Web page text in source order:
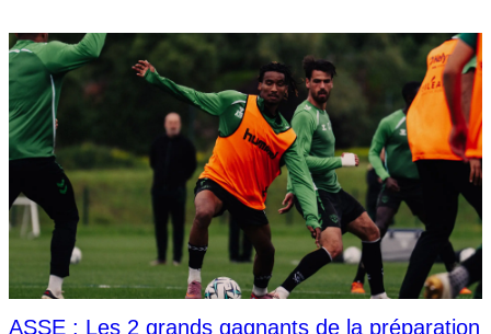
ASSE : Les 2 grands gagnants de la préparation